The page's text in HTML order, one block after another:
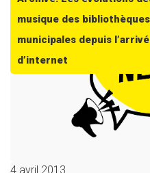
musique des bibliothèques
municipales depuis
d’internet
4 avril 2013